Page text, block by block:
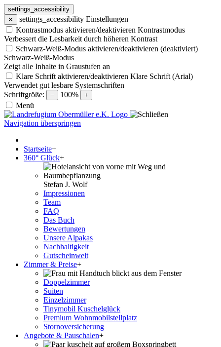
settings_accessibility
✕
settings_accessibility Einstellungen
Kontrastmodus aktivieren/deaktivieren Kontrastmodus
Verbessert die Lesbarkeit durch höheren Kontrast
Schwarz-Weiß-Modus aktivieren/deaktivieren (deaktiviert)
Schwarz-Weiß-Modus
Zeigt alle Inhalte in Graustufen an
Klare Schrift aktivieren/deaktivieren Klare Schrift (Arial)
Verwendet gut lesbare Systemschriften
Schriftgröße:
− 100% +
Menü
Navigation überspringen
Startseite+
360° Glück+
Stefan J. Wolf
Impressionen
Team
FAQ
Das Buch
Bewertungen
Unsere Alpakas
Nachhaltigkeit
Gutscheinwelt
Zimmer & Preise+
Doppelzimmer
Suiten
Einzelzimmer
Tinymobil Kuschelglück
Premium Wohnmobilstellplatz
Stornoversicherung
Angebote & Pauschalen+